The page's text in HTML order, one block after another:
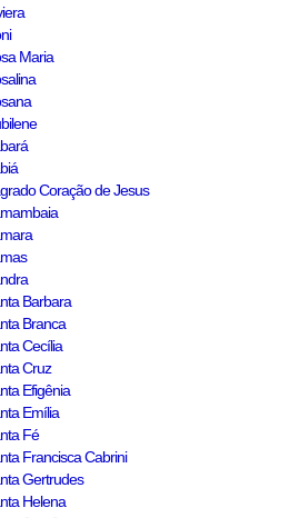
Maria
Coração de Jesus
Barbara
Branca
Cecília
Cruz
Efigênia
Emília
Fé
Francisca Cabrini
Gertrudes
Helena